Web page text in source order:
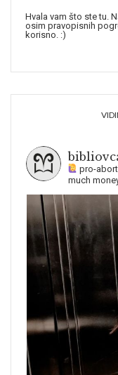
Hvala vam što ste tu.
osim pravopisnih
korisno. :)
pro-
much